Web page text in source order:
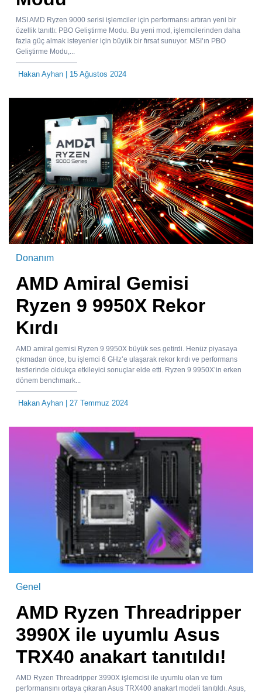
MSI AMD Ryzen 9000 serisi işlemciler için performansı artıran yeni bir
özellik tanıttı: PBO Geliştirme Modu. Bu yeni mod, işlemcilerinden daha
fazla güç almak isteyenler için büyük bir fırsat sunuyor. MSI’ın PBO
Geliştirme Modu,...
Hakan Ayhan | 15 Ağustos 2024
Donanım
AMD Amiral Gemisi
Ryzen 9 9950X Rekor
Kırdı
AMD amiral gemisi Ryzen 9 9950X büyük ses getirdi. Henüz piyasaya
çıkmadan önce, bu işlemci 6 GHz’e ulaşarak rekor kırdı ve performans
testlerinde oldukça etkileyici sonuçlar elde etti. Ryzen 9 9950X’in erken
dönem benchmark...
Hakan Ayhan | 27 Temmuz 2024
Genel
AMD Ryzen Threadripper
3990X ile uyumlu Asus
TRX40 anakart tanıtıldı!
AMD Ryzen Threadripper 3990X işlemcisi ile uyumlu olan ve tüm
performansını ortaya çıkaran Asus TRX400 anakart modeli tanıtıldı. Asus,